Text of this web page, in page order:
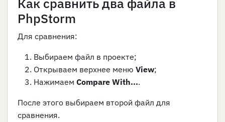
PhpStorm
Для сравнения:
Выбираем файл в проекте;
Открываем верхнее меню View;
Нажимаем Compare With....
После этого выбираем второй файл для
сравнения.